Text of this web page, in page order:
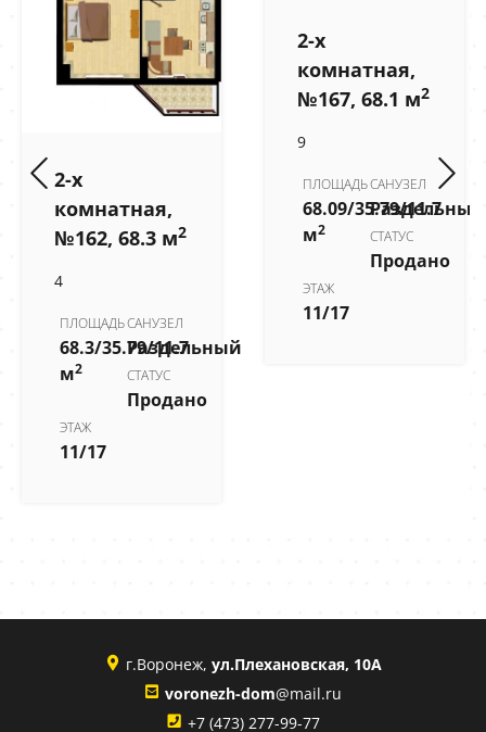
2-х
комнатная,
№162, 68.3 м2
4
ПЛОЩАДЬ
68.3/35.79/11.7
м2
САНУЗЕЛ
Раздельный
СТАТУС
Продано
ЭТАЖ
11/17
2-х
комнатная,
№167, 68.1 м2
9
ПЛОЩАДЬ
68.09/35.79/11.7
м2
САНУЗЕЛ
Раздельный
СТАТУС
Продано
ЭТАЖ
11/17
г.Воронеж, ул.Плехановская, 10А
voronezh-dom@mail.ru
+7 (473) 277-99-77